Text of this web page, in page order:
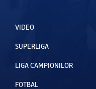
VIDEO
SUPERLIGA
LIGA CAMPIONILOR
FOTBAL